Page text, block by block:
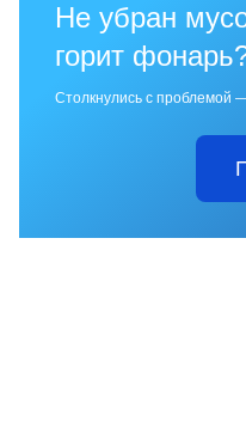
Не убран
горит
Столкнулись с проблемой